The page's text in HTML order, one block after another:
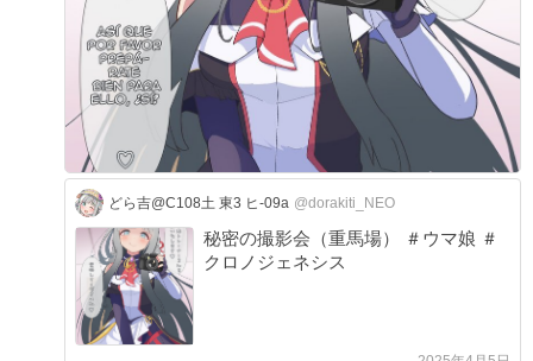
どら吉@C108土 東3 ヒ-09a @dorakiti_NEO
秘密の撮影会（重馬場） ＃ウマ娘 ＃
クロノジェネシス